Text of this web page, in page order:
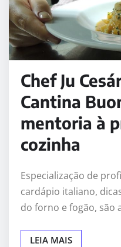
Chef Ju
Cantina
mentoria à
cozinha
Especialização de
cardápio italiano,
do forno e fogão, são
LEIA MAIS